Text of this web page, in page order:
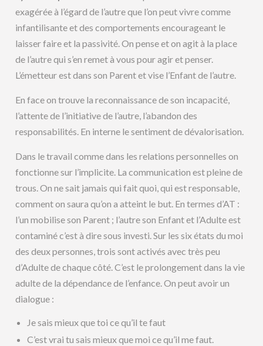
exagérée à l’égard de l’autre que l’on peut vivre comme
infantilisante et des comportements encourageant le
laisser faire et la passivité. On pense et on agit à la place
de l’autre qui s’en remet à vous pour agir et penser.
L’émetteur est dans son Parent et vise l’Enfant de l’autre.
En face on trouve la reconnaissance de son incapacité,
l’attente de l’initiative de l’autre, l’abandon des
responsabilités. En interne le sentiment de dévalorisation.
Dans le travail comme dans les relations personnelles on
fonctionne sur l’implicite. La communication est pleine de
trous. On ne sait jamais qui fait quoi, qui est responsable,
comment on saura qu’on a atteint le but. En termes d’AT :
l’un mobilise son Parent ; l’autre son Enfant et l’Adulte est
contaminé c’est à dire sous investi. Sur les six états du moi
des deux personnes, trois sont activés avec très peu
d’Adulte de chaque côté. C’est le prolongement dans la vie
adulte de la dépendance de l’enfance. On peut avoir un
dialogue :
Je sais mieux que toi ce qu’il te faut
C’est vrai tu sais mieux que moi ce qu’il me faut.